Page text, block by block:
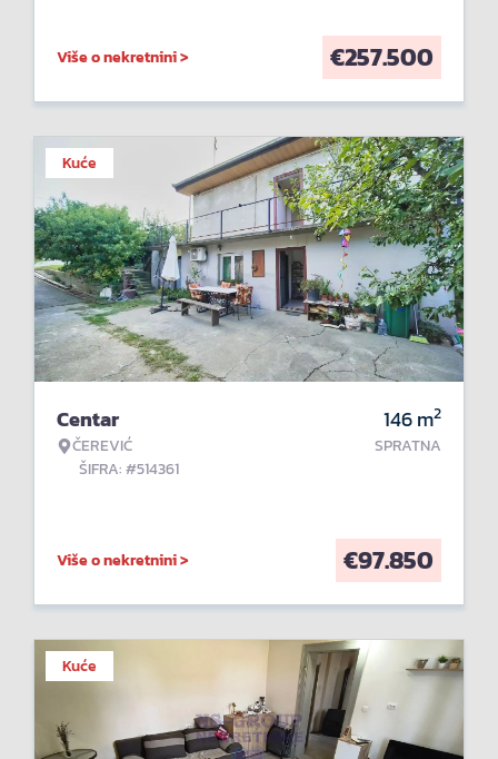
Više o nekretnini > €257.500
Kuće
Centar
ČEREVIĆ
ŠIFRA: #514361
146m2
SPRATNA
Više o nekretnini > €97.850
Kuće